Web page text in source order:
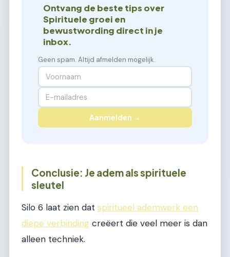
Ontvang de beste tips over
Spirituele groei en
bewustwording direct in je
inbox.
Geen spam. Altijd afmelden mogelijk.
Aanmelden →
Conclusie: Je adem als spirituele
sleutel
Silo 6 laat zien dat spiritueel ademwerk een
diepe verbinding creëert die veel meer is dan
alleen techniek.